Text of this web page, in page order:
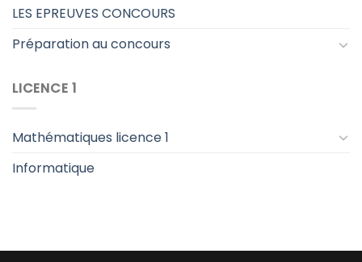
LES EPREUVES CONCOURS
Préparation au concours
LICENCE 1
Mathématiques licence 1
Informatique